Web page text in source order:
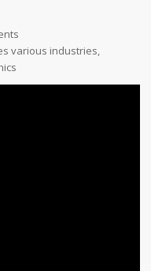
various industries,